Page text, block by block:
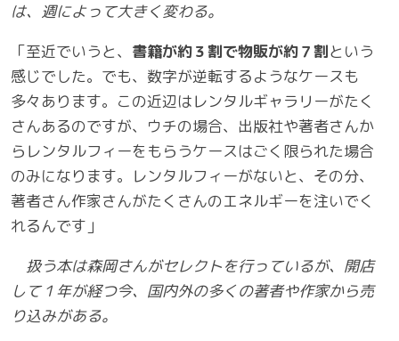
は、週によって大きく変わる。
「至近でいうと、 書籍が約３割で物販が約７割という
感じでした。でも、数字が逆転するようなケースも
多々あります。この近辺はレンタルギャラリーがたく
さんあるのですが、ウチの場合、出版社や著者さんか
らレンタルフィーをもらうケースはごく限られた場合
のみになります。レンタルフィーがないと、その分、
著者さん作家さんがたくさんのエネルギーを注いでく
れるんです」
扱う本は森岡さんがセレクトを行っているが、開店
して１年が経つ今、国内外の多くの著者や作家から売
り込みがある。